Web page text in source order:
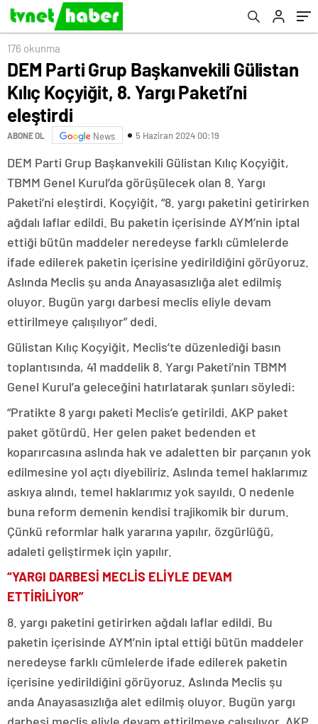
176 okunma
DEM Parti Grup Başkanvekili Gülistan
Kılıç Koçyiğit, 8. Yargı Paketi’ni
eleştirdi
ABONE OL News 5 Haziran 2024 00:19
DEM Parti Grup Başkanvekili Gülistan Kılıç Koçyiğit,
TBMM Genel Kurul’da görüşülecek olan 8. Yargı
Paketi’ni eleştirdi. Koçyiğit, “8. yargı paketini getirirken
ağdalı laflar edildi. Bu paketin içerisinde AYM’nin iptal
ettiği bütün maddeler neredeyse farklı cümlelerde
ifade edilerek paketin içerisine yedirildiğini görüyoruz.
Aslında Meclis şu anda Anayasasızlığa alet edilmiş
oluyor. Bugün yargı darbesi meclis eliyle devam
ettirilmeye çalışılıyor” dedi.
Gülistan Kılıç Koçyiğit, Meclis’te düzenlediği basın
toplantısında, 41 maddelik 8. Yargı Paketi’nin TBMM
Genel Kurul’a geleceğini hatırlatarak şunları söyledi:
“Pratikte 8 yargı paketi Meclis’e getirildi. AKP paket
paket götürdü. Her gelen paket bedenden et
koparırcasına aslında hak ve adaletten bir parçanın yok
edilmesine yol açtı diyebiliriz. Aslında temel haklarımız
askıya alındı, temel haklarımız yok sayıldı. O nedenle
buna reform demenin kendisi trajikomik bir durum.
Çünkü reformlar halk yararına yapılır, özgürlüğü,
adaleti geliştirmek için yapılır.
“YARGI DARBESİ MECLİS ELİYLE DEVAM
ETTİRİLİYOR”
8. yargı paketini getirirken ağdalı laflar edildi. Bu
paketin içerisinde AYM’nin iptal ettiği bütün maddeler
neredeyse farklı cümlelerde ifade edilerek paketin
içerisine yedirildiğini görüyoruz. Aslında Meclis şu
anda Anayasasızlığa alet edilmiş oluyor. Bugün yargı